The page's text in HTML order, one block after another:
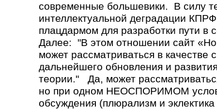
современные большевики. В силу
интеллектуальной деградации
плацдармом для разработки пути в
Далее: "В этом отношении сайт
может рассматриваться в качестве
дальнейшего обновления и
теории." Да, может
но при одном НЕОСПОРИМОМ
обсуждения (плюрализм и